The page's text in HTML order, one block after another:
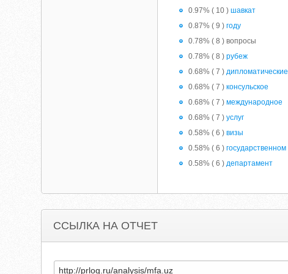
0.97% ( 10 )шавкат
0.87% ( 9 )году
0.78% ( 8 ) вопросы
0.78% ( 8 )рубеж
0.68% ( 7 )дипломатические
0.68% ( 7 )консульское
0.68% ( 7 )международное
0.68% ( 7 )услуг
0.58% ( 6 )визы
0.58% ( 6 )государственном
0.58% ( 6 )департамент
ССЫЛКА НА ОТЧЕТ